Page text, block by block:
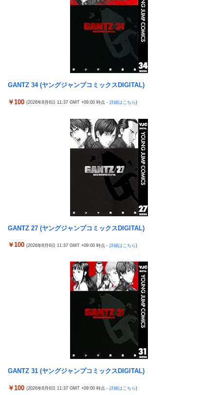
ワイ手取り15万正社員→副業でウーバーやってるんやが金がない
株式投資、若年男性の自信喪失の原因に-6割超が「人生の敗者」
韓国警察、大韓サッカー協会を家宅捜索 代表監督選考巡り
パヨク「アジア人民、中国人民と連帯して戦おー！悪政高市を打
いそう…会社滅茶苦茶やろなぁ」
【悲報】茂木敏充外相、『大炎上』してしまう！！！！！！！
「電車で女性が失神したら無言の男が真横についてきた」とタレ
ントが主張、虚言疑惑が出ると「その男の垢を発見した」と追加
なんでみんなそんなに共産主義嫌なん？
【バンダイ】「食玩」「プライズ」「ガシャポン」2026年8月発
【悲報】AV女優さん、キモオタチー牛弱男どもの「おはよう」に
【〈物語〉シリーズ】セガ「忍野忍」「斧乃木余接」プライズフ
ィギュア【彩色原型公開】
て面白いやろ？」みたいな寒い奴
三菱自動車、「パジェロ」の中型版・小型版も発売へ
【ウルトラQ】 「ナメゴン」とかいうシリーズ初の宇宙怪獣
【衝撃】 中国製ルーター20機種にバックドア発見！ ネットに繋
ぐだけで35秒ごとに中国のサーバーと通信
【艦これ】 募：ヴィスビィの触媒
影山優佳、赤ランジェリー×網タイツがスケベ過ぎる！只の痴女
西武・中村剛也、一軍昇格が秒読み！
フジ『有吉の夏休み』今夏も放送へ 有吉弘行の意味深発言でフ
らず走るし流問題解決じゃね？」
母と一緒の時に、明らかに足に障害がある方が歩いていた。母
「なんであんな歩き方なの？ふざけてるの？」
伊勢鈴蘭さん、コカ・コーラ愛を全力アピール！
今季もタイトル獲得を目指すFC町田ゼルビア黒田剛監督が抱負を
富士登山ツアー中に64歳男性死亡 8合目付近で意識失う
細井くんの彼女、寝取らせOKだってよ3
外国人「2002年W杯は?」韓国サッカーに衝撃的不祥事！W杯予
選でレフリーへの性的接待発覚！海外騒然！【海外の反応】
【ウマ娘】わたしの全力受け止めて♡ ←「またへんないきものが
GANTZ 34 (ヤングジャンプコミックスDIGITAL)
￥100 (2026年8月6日 11:37 GMT +09:00 時点 - 詳細はこちら)
GANTZ 27 (ヤングジャンプコミックスDIGITAL)
￥100 (2026年8月6日 11:37 GMT +09:00 時点 - 詳細はこちら)
GANTZ 31 (ヤングジャンプコミックスDIGITAL)
￥100 (2026年8月6日 11:37 GMT +09:00 時点 - 詳細はこちら)